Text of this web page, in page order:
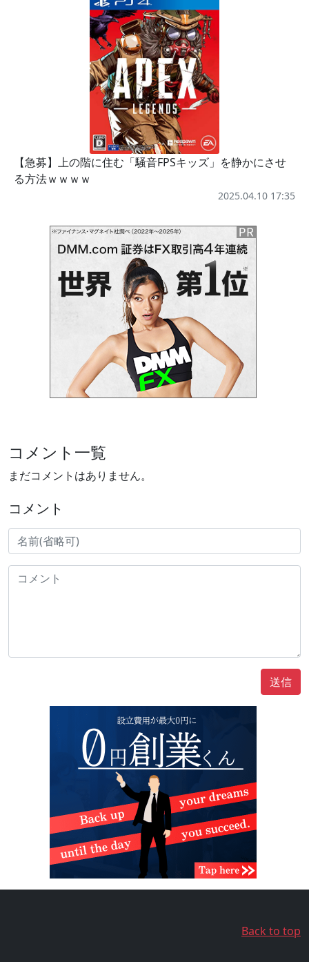
【急募】上の階に住む「騒音FPSキッズ」を静かにさせ
る方法ｗｗｗｗ
2025.04.10 17:35
コメント一覧
まだコメントはありません。
コメント
送信
Back to top